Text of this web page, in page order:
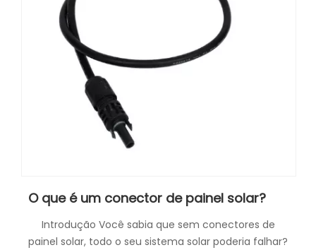
O que é um conector de painel solar?
Introdução Você sabia que sem conectores de
painel solar, todo o seu sistema solar poderia falhar?